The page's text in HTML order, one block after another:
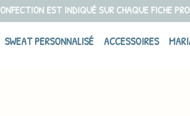
EST INDIQUÉ SUR CHAQUE FICHE
SWEAT PERSONNALISÉ ACCESSOIRES